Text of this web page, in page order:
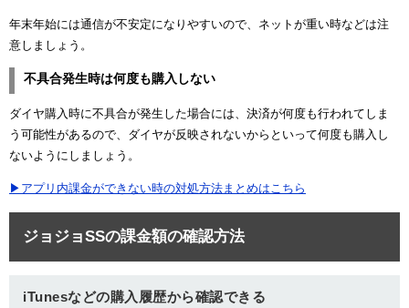
年末年始には通信が不安定になりやすいので、ネットが重い時などは注
意しましょう。
不具合発生時は何度も購入しない
ダイヤ購入時に不具合が発生した場合には、決済が何度も行われてしま
う可能性があるので、ダイヤが反映されないからといって何度も購入し
ないようにしましょう。
▶アプリ内課金ができない時の対処方法まとめはこちら
ジョジョSSの課金額の確認方法
iTunesなどの購入履歴から確認できる